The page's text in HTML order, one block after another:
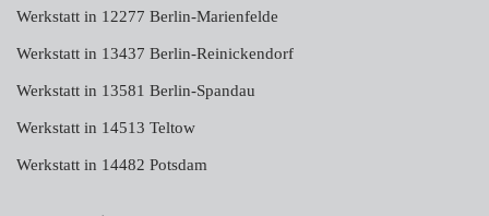
Werkstatt in 12277 Berlin-Marienfelde
Werkstatt in 13437 Berlin-Reinickendorf
Werkstatt in 13581 Berlin-Spandau
Werkstatt in 14513 Teltow
Werkstatt in 14482 Potsdam